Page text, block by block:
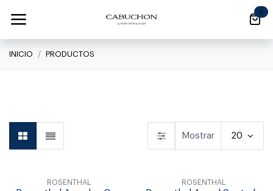
0
INICIO PRODUCTOS
Mostrar 20
ROSENTHAL ROSENTHAL